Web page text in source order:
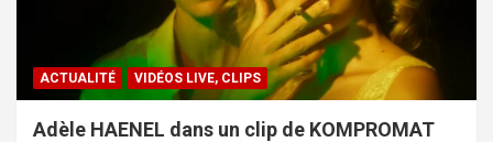
ACTUALITÉ VIDÉOS LIVE, CLIPS
Adèle HAENEL dans un clip de KOMPROMAT